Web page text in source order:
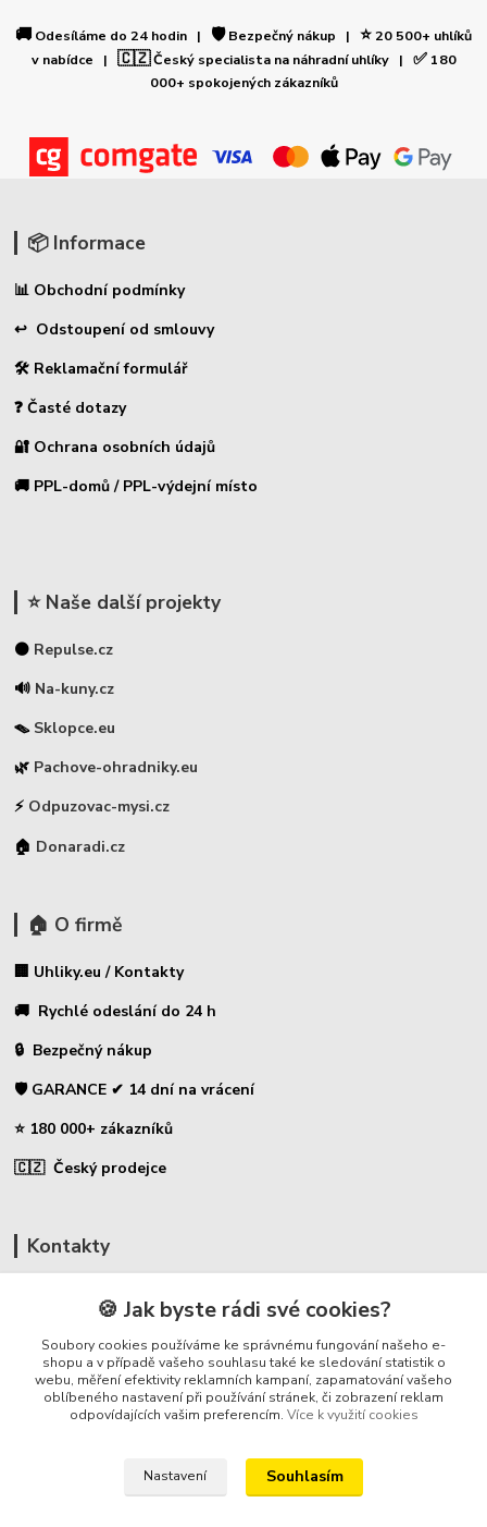
🚚 Odesíláme do 24 hodin | 🛡️Bezpečný nákup | ⭐20 500+ uhlíků
v nabídce | 🇨🇿Český specialista na náhradní uhlíky | ✅180
000+ spokojených zákazníků
📦 Informace
📊 Obchodní podmínky
↩ Odstoupení od smlouvy
🛠 Reklamační formulář
❓ Časté dotazy
🔐 Ochrana osobních údajů
🚚 PPL-domů / PPL-výdejní místo
⭐ Naše další projekty
⚫ Repulse.cz
🔊 Na-kuny.cz
🪤 Sklopce.eu
🌿 Pachove-ohradniky.eu
⚡ Odpuzovac-mysi.cz
🏠 Donaradi.cz
🏠 O firmě
🏢 Uhliky.eu / Kontakty
🚚 Rychlé odeslání do 24 h
🔒 Bezpečný nákup
🛡️ GARANCE ✔ 14 dní na vrácení
⭐ 180 000+ zákazníků
🇨🇿 Český prodejce
Kontakty
🛡️ Zákaznická podpora
📞 728 007 997
⏰ Po-Pá - 7:00 - 13:30
info@repulse.cz
🍪 Jak byste rádi své cookies?
Soubory cookies používáme ke správnému fungování našeho e-
shopu a v případě vašeho souhlasu také ke sledování statistik o
webu, měření efektivity reklamních kampaní, zapamatování vašeho
oblíbeného nastavení při používání stránek, či zobrazení reklam
odpovídajících vašim preferencím. Více k využití cookies
Nastavení Souhlasím